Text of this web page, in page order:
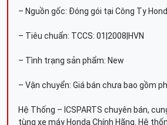
– Nguồn gốc: Đóng gói tại Công Ty
– Tiêu chuẩn: TCCS: 01|2008|HVN
– Tình trạng sản phẩm: New
– Vận chuyển: Giá bán chưa bao gồm
Hệ Thống – ICSPARTS chuyên bán,
tùng xe máy Honda Chính Hãng. Hệ